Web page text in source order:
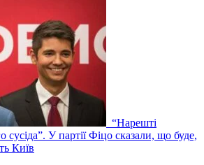
“Нарешті
сусіда”. У партії Фіцо сказали, що буде,
Київ